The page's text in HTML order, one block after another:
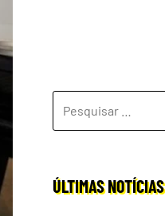
POR:
ÚLTIMAS NOTÍCIAS